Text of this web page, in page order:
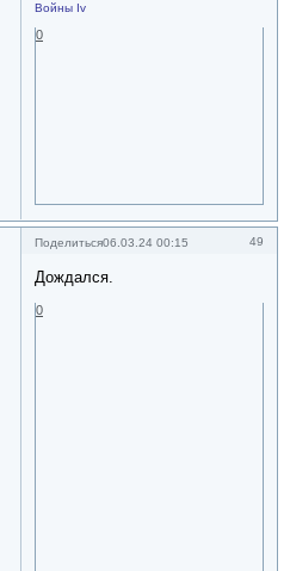
Войны Iv
0
Поделиться 49
06.03.24 00:15
Дождался.
0